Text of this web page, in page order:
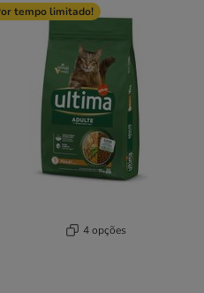
tempo limitado!
4 opções